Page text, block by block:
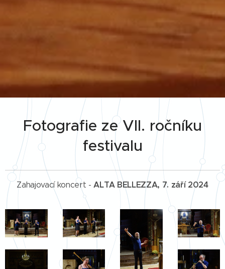
Fotografie ze VII. ročníku
festivalu
Zahajovací koncert - ALTA BELLEZZA, 7. září 2024